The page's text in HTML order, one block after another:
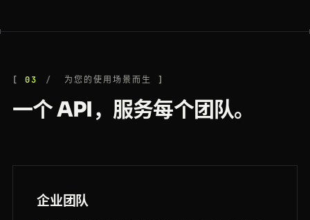
03 为您的使用场景而生
一个 API，服务每个团队。
企业团队